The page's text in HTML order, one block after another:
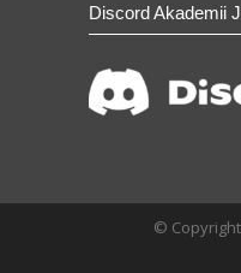
Discord Akademii
© Copyright